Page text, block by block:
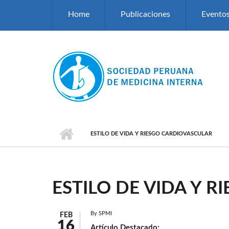
Home Publicaciones
ESTILO DE VIDA Y RIESGO CARDIOVASCULAR
ESTILO DE VIDA Y
FEB By SPMI